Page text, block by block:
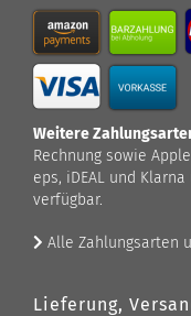
Weitere
Rechnung sowie
eps, iDEAL und
verfügbar.
Alle Zahlungsarten
Lieferung,